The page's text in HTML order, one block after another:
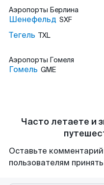
Аэропорты Берлина
Шенефельд SXF
Тегель TXL
Аэропорты Гомеля
Гомель GME
Часто летаете и
Оставьте
пользователям